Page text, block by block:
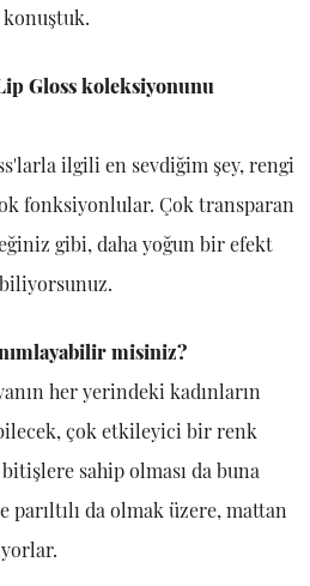
konuştuk.
Gloss koleksiyonunu
ilgili en sevdiğim şey, rengi
fonksiyonlular. Çok transparan
gibi, daha yoğun bir efekt
misiniz?
her yerindeki kadınların
çok etkileyici bir renk
sahip olması da buna
parıltılı da olmak üzere, mattan